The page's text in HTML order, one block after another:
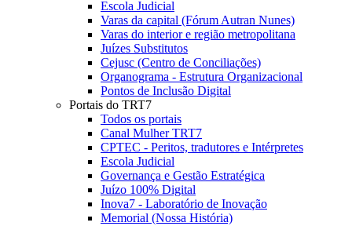
Escola Judicial
Varas da capital (Fórum Autran Nunes)
Varas do interior e região metropolitana
Juízes Substitutos
Cejusc (Centro de Conciliações)
Organograma - Estrutura Organizacional
Pontos de Inclusão Digital
Portais do TRT7
Todos os portais
Canal Mulher TRT7
CPTEC - Peritos, tradutores e Intérpretes
Escola Judicial
Governança e Gestão Estratégica
Juízo 100% Digital
Inova7 - Laboratório de Inovação
Memorial (Nossa História)